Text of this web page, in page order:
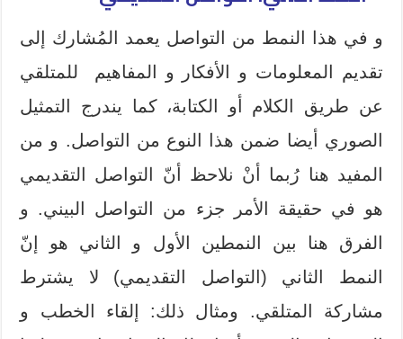
و في هذا النمط من التواصل يعمد المُشارك إلى
تقديم المعلومات و الأفكار و المفاهيم للمتلقي
عن طريق الكلام أو الكتابة، كما يندرج التمثيل
الصوري أيضا ضمن هذا النوع من التواصل. و من
المفيد هنا رُبما أنْ نلاحظ أنّ التواصل التقديمي
هو في حقيقة الأمر جزء من التواصل البيني. و
الفرق هنا بين النمطين الأول و الثاني هو إنّ
النمط الثاني (التواصل التقديمي) لا يشترط
مشاركة المتلقي. ومثال ذلك: إلقاء الخطب و